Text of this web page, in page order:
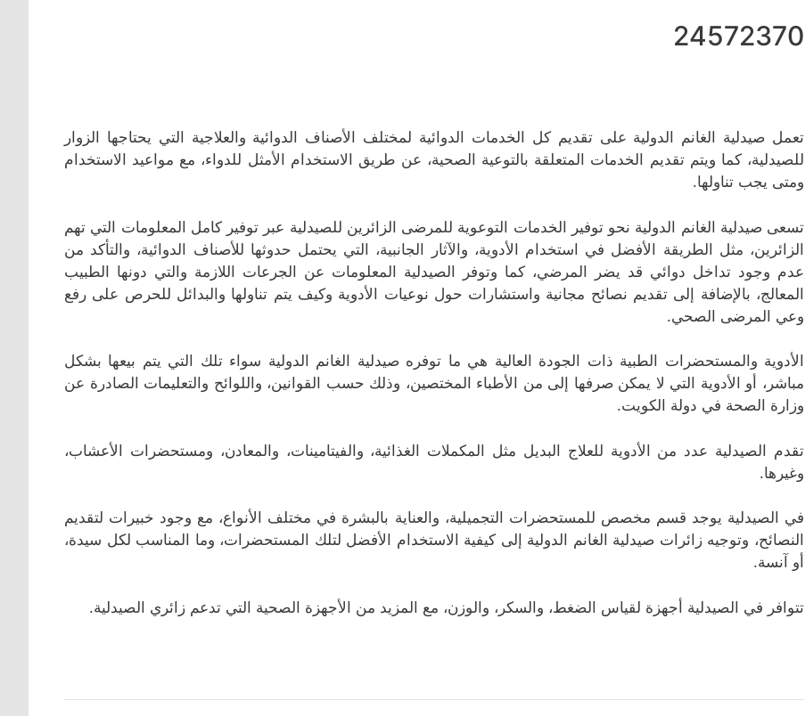
24572370
تعمل صيدلية الغانم الدولیة على تقديم كل الخدمات الدوائية لمختلف الأصناف الدوائية والعلاجية التي يحتاجها الزوار
للصيدلية، كما ويتم تقديم الخدمات المتعلقة بالتوعية الصحية، عن طريق الاستخدام الأمثل للدواء، مع مواعيد الاستخدام
ومتى يجب تناولها.
تسعى صيدلية الغانم الدولیة نحو توفير الخدمات التوعوية للمرضى الزائرين للصيدلية عبر توفير كامل المعلومات التي تهم
الزائرين، مثل الطريقة الأفضل في استخدام الأدوية، والآثار الجانبية، التي يحتمل حدوثها للأصناف الدوائية، والتأكد من
عدم وجود تداخل دوائي قد يضر المرضي، كما وتوفر الصيدلية المعلومات عن الجرعات اللازمة والتي دونها الطبيب
المعالج، بالإضافة إلى تقديم نصائح مجانية واستشارات حول نوعيات الأدوية وكيف يتم تناولها والبدائل للحرص على رفع
وعي المرضى الصحي.
الأدوية والمستحضرات الطبية ذات الجودة العالية هي ما توفره صيدلية الغانم الدولیة سواء تلك التي يتم بيعها بشكل
مباشر، أو الأدوية التي لا يمكن صرفها إلى من الأطباء المختصين، وذلك حسب القوانين، واللوائح والتعليمات الصادرة عن
وزارة الصحة في دولة الكويت.
تقدم الصيدلية عدد من الأدوية للعلاج البديل مثل المكملات الغذائية، والفيتامينات، والمعادن، ومستحضرات الأعشاب،
وغيرها.
في الصيدلية يوجد قسم مخصص للمستحضرات التجميلية، والعناية بالبشرة في مختلف الأنواع، مع وجود خبيرات لتقديم
النصائح، وتوجيه زائرات صيدلية الغانم الدولیة إلى كيفية الاستخدام الأفضل لتلك المستحضرات، وما المناسب لكل سيدة،
أو آنسة.
تتوافر في الصيدلية أجهزة لقياس الضغط، والسكر، والوزن، مع المزيد من الأجهزة الصحية التي تدعم زائري الصيدلية.